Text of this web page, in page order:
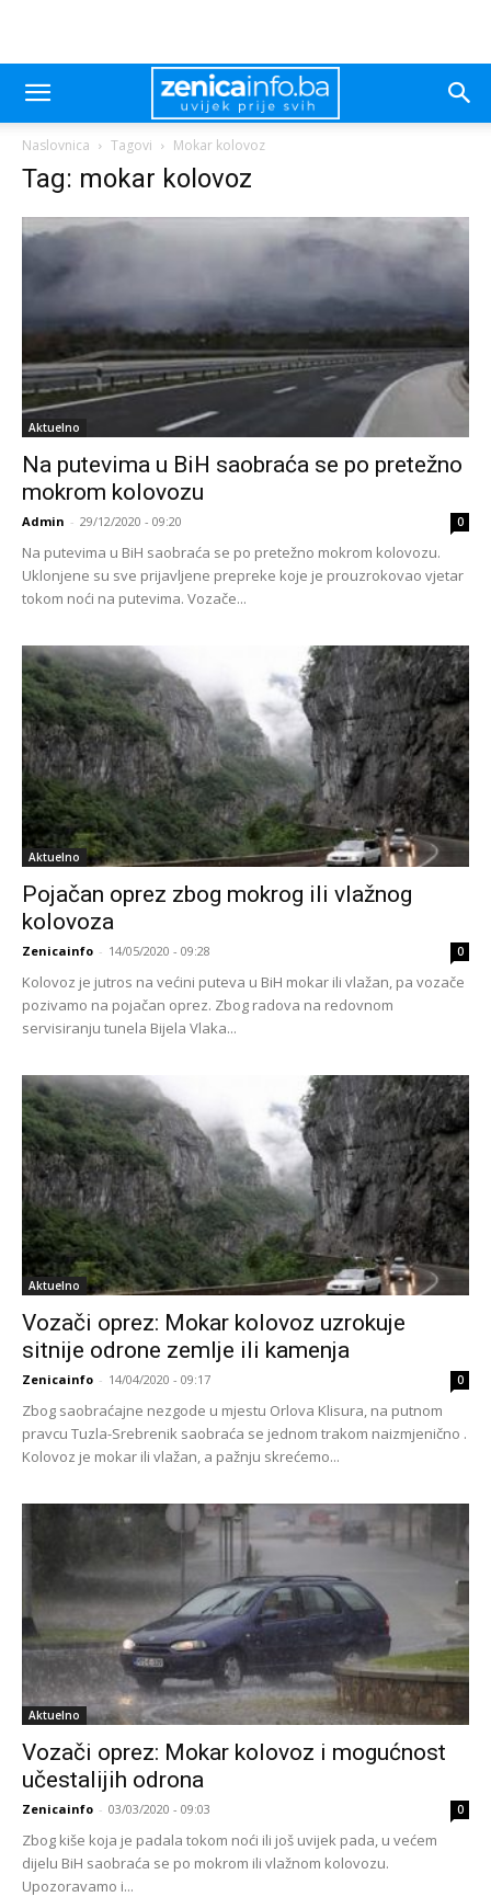
Naslovnica Tagovi Mokar kolovoz
Tag: mokar kolovoz
Aktuelno
Na putevima u BiH saobraća se po pretežno
mokrom kolovozu
Admin - 29/12/2020 - 09:20 0
Na putevima u BiH saobraća se po pretežno mokrom kolovozu.
Uklonjene su sve prijavljene prepreke koje je prouzrokovao vjetar
tokom noći na putevima. Vozače...
Aktuelno
Pojačan oprez zbog mokrog ili vlažnog
kolovoza
Zenicainfo - 14/05/2020 - 09:28 0
Kolovoz je jutros na većini puteva u BiH mokar ili vlažan, pa vozače
pozivamo na pojačan oprez. Zbog radova na redovnom
servisiranju tunela Bijela Vlaka...
Aktuelno
Vozači oprez: Mokar kolovoz uzrokuje
sitnije odrone zemlje ili kamenja
Zenicainfo - 14/04/2020 - 09:17 0
Zbog saobraćajne nezgode u mjestu Orlova Klisura, na putnom
pravcu Tuzla-Srebrenik saobraća se jednom trakom naizmjenično .
Kolovoz je mokar ili vlažan, a pažnju skrećemo...
Aktuelno
Vozači oprez: Mokar kolovoz i mogućnost
učestalijih odrona
Zenicainfo - 03/03/2020 - 09:03 0
Zbog kiše koja je padala tokom noći ili još uvijek pada, u većem
dijelu BiH saobraća se po mokrom ili vlažnom kolovozu.
Upozoravamo i...